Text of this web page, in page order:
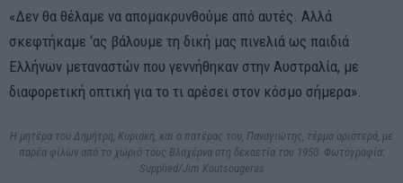
«Δεν θα θέλαμε να απομακρυνθούμε από αυτές. Αλλά
σκεφτήκαμε ‘ας βάλουμε τη δική μας πινελιά ως παιδιά
Ελλήνων μεταναστών που γεννήθηκαν στην Αυστραλία, με
διαφορετική οπτική για το τι αρέσει στον κόσμο σήμερα».
Η μητέρα του Δημήτρη, Κυριακή, και ο πατέρας του, Παναγιώτης, τέρμα αριστερά, με
παρέα φίλων από το χωριό τους Βλαχέρνα στη δεκαετία του 1950. Φωτογραφία:
Supplied/Jim Koutsougeras